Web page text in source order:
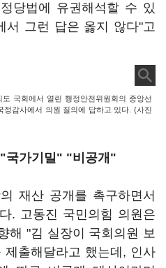
당법에 유권해석할 수 있
서 그런 답은 옳지 않다"고
국회에서 열린 행정안전위원회의 중앙선
정감사에서 의원 질의에 답하고 있다. (사진
국가기밀" "비공개"
재산 공개를 촉구하면서
. 고동진 국민의힘 의원은
해 "김 실장이 국회의원 보
출해달라고 했는데, 인사